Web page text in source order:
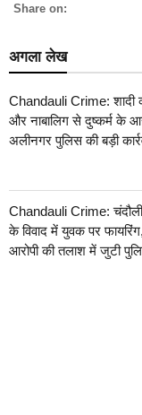
Share on:
अगला लेख
Chandauli Crime: शादी
और नाबालिग से दुष्कर्म के
अलीनगर पुलिस की बड़ी
Chandauli Crime:
के विवाद में युवक पर
आरोपी की तलाश में जुटी